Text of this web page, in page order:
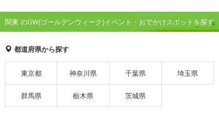
関東 のGW(ゴールデンウィーク)イベント・おでかけスポットを探す
都道府県から探す
東京都 神奈川県 千葉県 埼玉県
群馬県 栃木県 茨城県